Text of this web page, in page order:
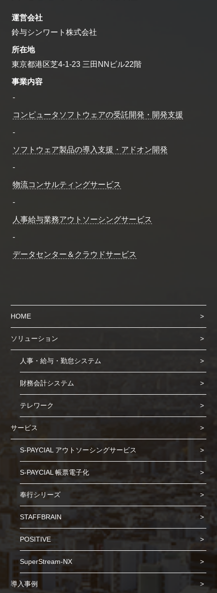
運営会社
鈴与シンワート株式会社
所在地
東京都港区芝4-1-23 三田NNビル22階
事業内容
-
コンピュータソフトウェアの受託開発・開発支援
-
ソフトウェア製品の導入支援・アドオン開発
-
物流コンサルティングサービス
-
人事給与業務アウトソーシングサービス
-
データセンター＆クラウドサービス
HOME
ソリューション
人事・給与・勤怠システム
財務会計システム
テレワーク
サービス
S-PAYCIAL アウトソーシングサービス
S-PAYCIAL 帳票電子化
奉行シリーズ
STAFFBRAIN
POSITIVE
SuperStream-NX
導入事例